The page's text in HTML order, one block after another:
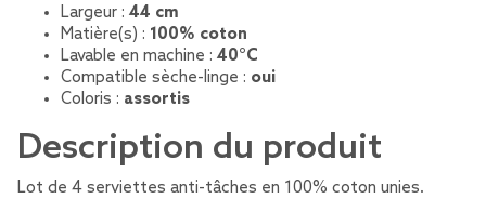
Largeur : 44 cm
Matière(s) : 100% coton
Lavable en machine : 40°C
Compatible sèche-linge : oui
Coloris : assortis
Description du produit
Lot de 4 serviettes anti-tâches en 100% coton unies.